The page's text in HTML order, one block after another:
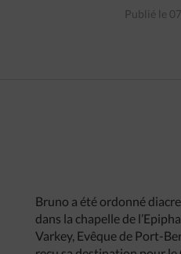
Publié le
Bruno a été ordonné
dans la chapelle de
Varkey, Evêque de Port-